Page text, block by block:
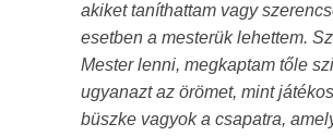
akiket taníthattam vagy
esetben a mesterük lehettem.
Mester lenni, megkaptam tőle
ugyanazt az örömet, mint
büszke vagyok a csapatra,